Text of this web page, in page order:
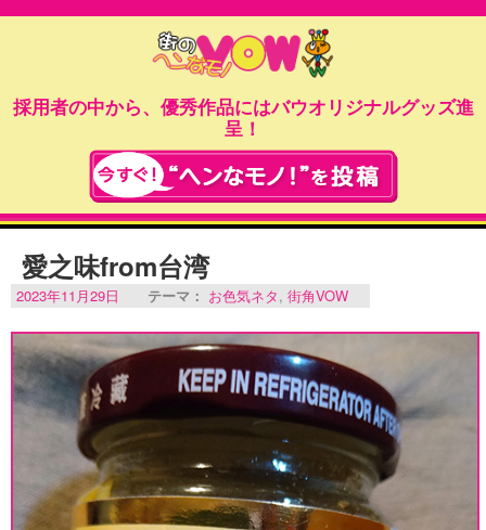
採用者の中から、優秀作品にはバウオリジナルグッズ進
呈！
愛之味from台湾
2023年11月29日 テーマ： お色気ネタ, 街角VOW